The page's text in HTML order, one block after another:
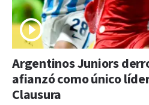
Argentinos Juniors
afianzó como único
Clausura